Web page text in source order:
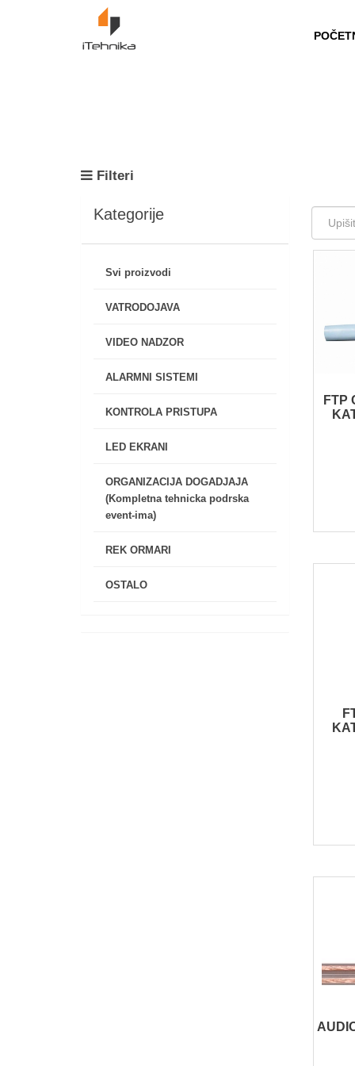
https://itehnika.ba/proizvodi
Filteri
Kategorije
Svi proizvodi
VATRODOJAVA
VIDEO NADZOR
ALARMNI SISTEMI
KONTROLA PRISTUPA
LED EKRANI
ORGANIZACIJA DOGADJAJA
(Kompletna tehnicka podrska
event-ima)
REK ORMARI
OSTALO
FTP